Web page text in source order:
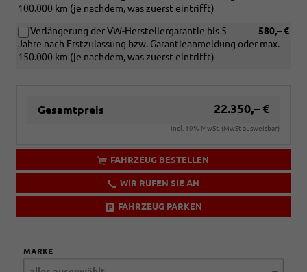
100.000 km (je nachdem, was zuerst eintrifft)
580,– €
Verlängerung der VW-Herstellergarantie bis 5
Jahre nach Erstzulassung bzw. Garantieanmeldung oder max.
150.000 km (je nachdem, was zuerst eintrifft)
Gesamtpreis 22.350,– €
incl. 19% MwSt. (MwSt ausweisbar)
FAHRZEUG BESTELLEN
WIR RUFEN SIE AN
FAHRZEUG PARKEN
MARKE